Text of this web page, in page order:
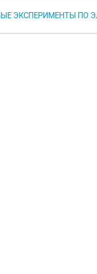
ЭКСПЕРИМЕНТЫ ПО